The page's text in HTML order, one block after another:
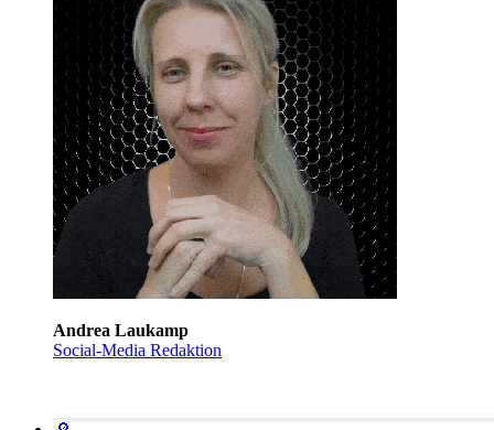
Andrea Laukamp
Social-Media Redaktion